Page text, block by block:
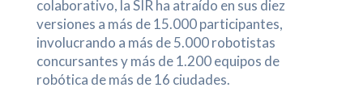
colaborativo, la SIR ha atraído en sus diez
versiones a más de 15.000 participantes,
involucrando a más de 5.000 robotistas
concursantes y más de 1.200 equipos de
robótica de más de 16 ciudades.